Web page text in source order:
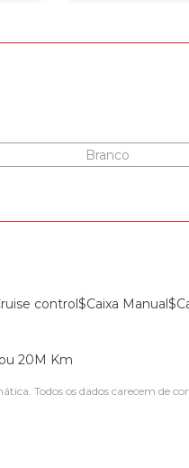
Branco
control$Caixa
20M Km
Todos os dados carecem de